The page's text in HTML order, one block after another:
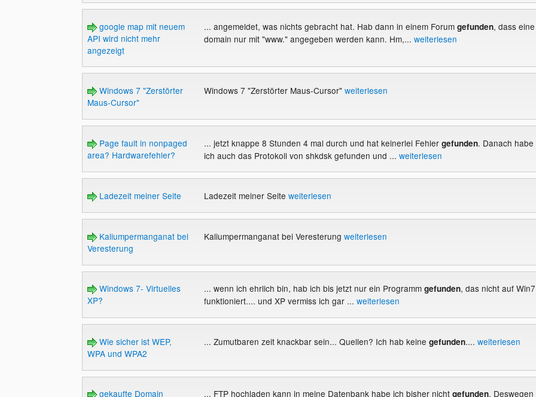
google map mit neuem
API wird nicht mehr
angezeigt
... angemeldet, was nichts gebracht hat. Hab dann in einem Forumgefunden, dass eine
domain nur mit "www." angegeben werden kann. Hm,... weiterlesen
Windows 7 "Zerstörter
Maus-Cursor"
Windows 7 "Zerstörter Maus-Cursor" weiterlesen
Page fault in nonpaged
area? Hardwarefehler?
... jetzt knappe 8 Stunden 4 mal durch und hat keinerlei Fehlergefunden. Danach habe
ich auch das Protokoll von shkdsk gefunden und ... weiterlesen
Ladezeit meiner Seite Ladezeit meiner Seite weiterlesen
Kaliumpermanganat bei
Veresterung
Kaliumpermanganat bei Veresterung weiterlesen
Windows 7- Virtuelles
XP?
... wenn ich ehrlich bin, hab ich bis jetzt nur ein Programmgefunden, das nicht auf Win7
funktioniert.... und XP vermiss ich gar ... weiterlesen
Wie sicher ist WEP,
WPA und WPA2
... Zumutbaren zeit knackbar sein... Quellen? Ich hab keine gefunden.... weiterlesen
gekaufte Domain ... FTP hochladen kann in meine Datenbank habe ich bisher nichtgefunden. Deswegen